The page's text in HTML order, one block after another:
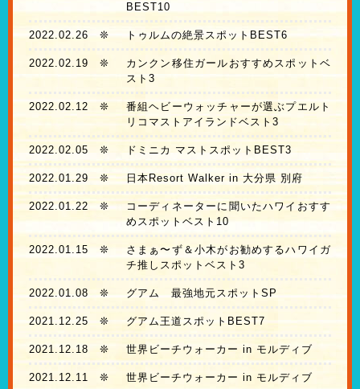
BEST10
2022.02.26 ❊ トゥルムの絶景スポットBEST6
2022.02.19 ❊
カンクン移住ガールおすすめスポットベ
スト3
2022.02.12 ❊
番組ヘビーウォッチャーが選ぶプエルト
リコマストアイランドベスト3
2022.02.05 ❊ ドミニカ マストスポットBEST3
2022.01.29 ❊ 日本Resort Walker in 大分県 別府
2022.01.22❊
コーディネーターに聞いたハワイおすす
めスポットベスト10
2022.01.15 ❊
さまぁ〜ず＆小木がお勧めするハワイガ
チ推しスポットベスト3
2022.01.08❊ グアム 最強地元スポットSP
2021.12.25 ❊ グアム王道スポットBEST7
2021.12.18 ❊ 世界ビーチウォーカー in モルディブ
2021.12.11 ❊ 世界ビーチウォーカー in モルディブ